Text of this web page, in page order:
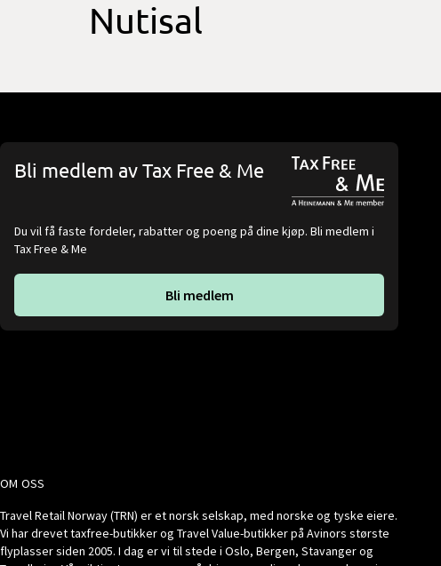
Nutisal
Bli medlem av Tax Free & Me
Du vil få faste fordeler, rabatter og poeng på dine kjøp. Bli medlem i
Tax Free & Me
Bli medlem
OM OSS
Travel Retail Norway (TRN) er et norsk selskap, med norske og tyske eiere.
Vi har drevet taxfree-butikker og Travel Value-butikker på Avinors største
flyplasser siden 2005. I dag er vi til stede i Oslo, Bergen, Stavanger og